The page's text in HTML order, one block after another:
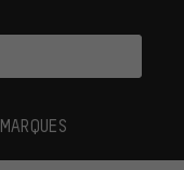
MARQUES